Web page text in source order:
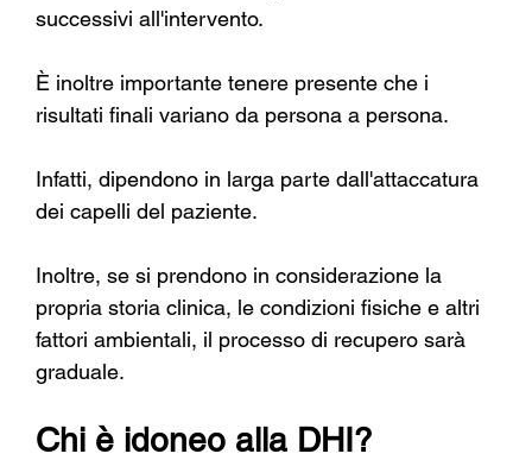
successivi all'intervento.
È inoltre importante tenere presente che i
risultati finali variano da persona a persona.
Infatti, dipendono in larga parte dall'attaccatura
dei capelli del paziente.
Inoltre, se si prendono in considerazione la
propria storia clinica, le condizioni fisiche e altri
fattori ambientali, il processo di recupero sarà
graduale.
Chi è idoneo alla DHI?